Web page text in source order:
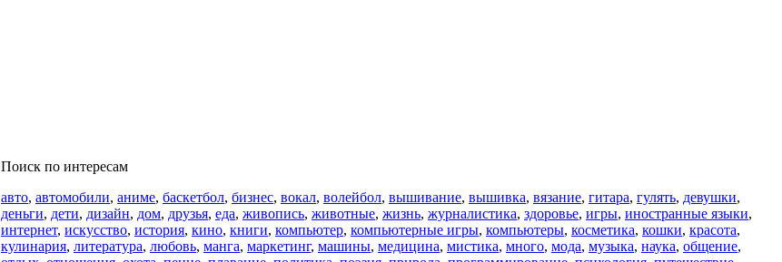
Поиск по интересам
авто, автомобили, аниме, баскетбол, бизнес, вокал, волейбол, вышивание, вышивка, вязание, гитара, гулять, девушки,
деньги, дети, дизайн, дом, друзья, еда, живопись, животные, жизнь, журналистика, здоровье, игры, иностранные языки,
интернет, искусство, история, кино, книги, компьютер, компьютерные игры, компьютеры, косметика, кошки, красота,
кулинария, литература, любовь, манга, маркетинг, машины, медицина, мистика, много, мода, музыка, наука, общение,